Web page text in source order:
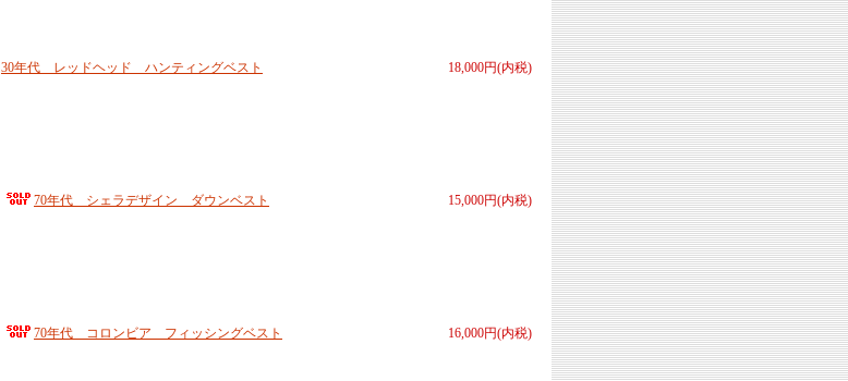
18,000円(内税)
30年代 レッドヘッド ハンティングベスト
15,000円(内税)
70年代 シェラデザイン ダウンベスト
16,000円(内税)
70年代 コロンビア フィッシングベスト